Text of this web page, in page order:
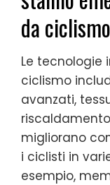
da
Le tecnologie
ciclismo
avanzati,
migliorano
i ciclisti in
esempio,